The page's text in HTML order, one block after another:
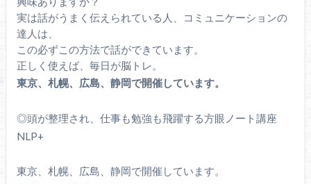
実は話がうまく伝えられている人、コミュニケーションの
達人は、
この必ずこの方法で話ができています。
正しく使えば、毎日が脳トレ。
東京、札幌、広島、静岡で開催しています。
◎頭が整理され、仕事も勉強も飛躍する方眼ノート講座
NLP+
東京、札幌、広島、静岡で開催しています。